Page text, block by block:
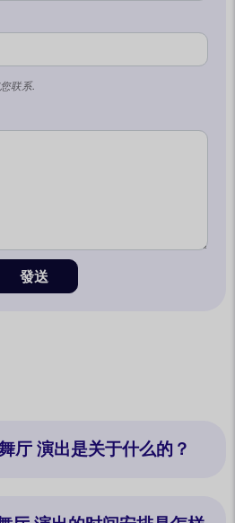
联系.
發送
厅 演出是关于什么的？